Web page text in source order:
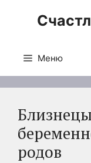
Меню
родов